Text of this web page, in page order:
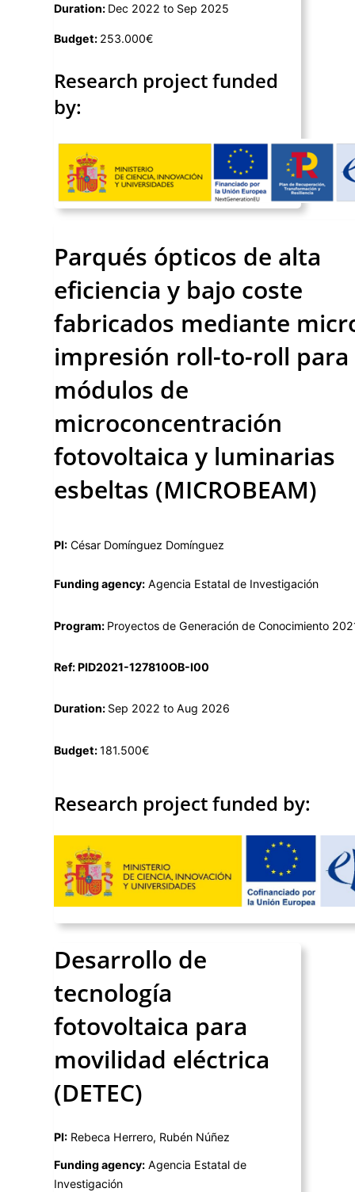
Duration: Dec 2022 to Sep 2025
Budget: 253.000€
Research project funded
by:
Parqués ópticos de alta
eficiencia y bajo coste
fabricados mediante
impresión roll-to-roll para
módulos de
microconcentración
fotovoltaica y luminarias
esbeltas (MICROBEAM)
PI: César Domínguez Domínguez
Funding agency: Agencia Estatal de Investigación
Program: Proyectos de Generación de Conocimiento
Ref: PID2021-127810OB-I00
Duration: Sep 2022 to Aug 2026
Budget:181.500€
Research project funded by:
Desarrollo de
tecnología
fotovoltaica para
movilidad eléctrica
(DETEC)
PI: Rebeca Herrero, Rubén Núñez
Funding agency: Agencia Estatal de
Investigación